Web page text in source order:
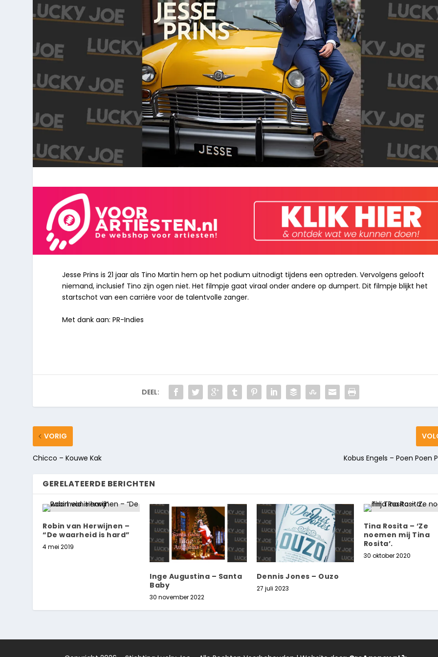
Jesse Prins is 21 jaar als Tino Martin hem op het podium uitnodigt tijdens een optreden. Vervolgens gelooft
niemand, inclusief Tino zijn ogen niet. Het filmpje gaat viraal onder andere op dumpert. Dit filmpje blijkt het
startschot van een carrière voor de talentvolle zanger.
Met dank aan: PR-Indies
DEEL:
VORIG
Chicco – Kouwe Kak Kobus Engels – Poen Poen
GERELATEERDE BERICHTEN
Robin van Herwijnen –
“De waarheid is hard”
4 mei 2019
Inge Augustina – Santa
Baby
30 november 2022
Dennis Jones – Ouzo
27 juli 2023
Tina Rosita – ‘Ze
noemen mij Tina
Rosita’.
30 oktober 2020